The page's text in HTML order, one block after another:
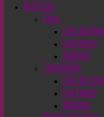
Noticias
Cine
Live Action
Cartoons
Animes
Televisión
Live Action
Cartoons
Animes